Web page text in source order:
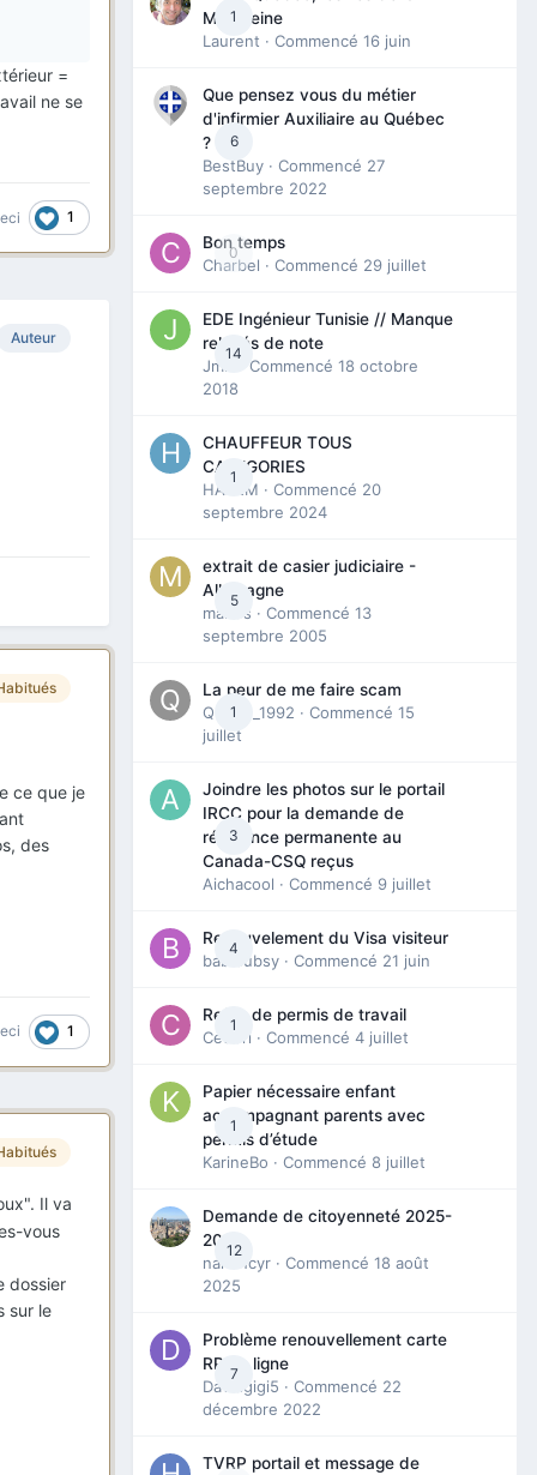
=
ne se
1
Auteur
ce que je
des
1
Il va
vous
dossier
sur le
1
Madeleine
Laurent · Commencé 16 juin
6
Que pensez vous du métier
d'infirmier Auxiliaire au Québec
?
BestBuy · Commencé 27
septembre 2022
0
Bon temps
Charbel · Commencé 29 juillet
14
EDE Ingénieur Tunisie // Manque
relevés de note
Jmili
· Commencé 18 octobre
2018
1
CHAUFFEUR TOUS
CATEGORIES
HAZEM · Commencé 20
septembre 2024
5
extrait de casier judiciaire -
Allemagne
maries · Commencé 13
septembre 2005
1
La peur de me faire scam
Queen_1992 · Commencé 15
juillet
3
Joindre les photos sur le portail
IRCC pour la demande de
résidence permanente au
Canada-CSQ reçus
Aichacool · Commencé 9 juillet
4
Renouvelement du Visa visiteur
babibubsy · Commencé 21 juin
1
Refus de permis de travail
Cedbri · Commencé 4 juillet
1
Papier nécessaire enfant
accompagnant parents avec
permis d’étude
KarineBo · Commencé 8 juillet
12
Demande de citoyenneté 2025-
2026
nanancyr · Commencé 18 août
2025
7
Problème renouvellement carte
RP en ligne
Davidgigi5 · Commencé 22
décembre 2022
TVRP portail et message de